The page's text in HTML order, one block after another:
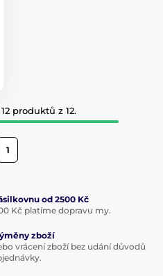
produktů z 12.
1
od 2500 Kč
Kč platíme dopravu my.
zboží
vrácení zboží bez udání důvodů